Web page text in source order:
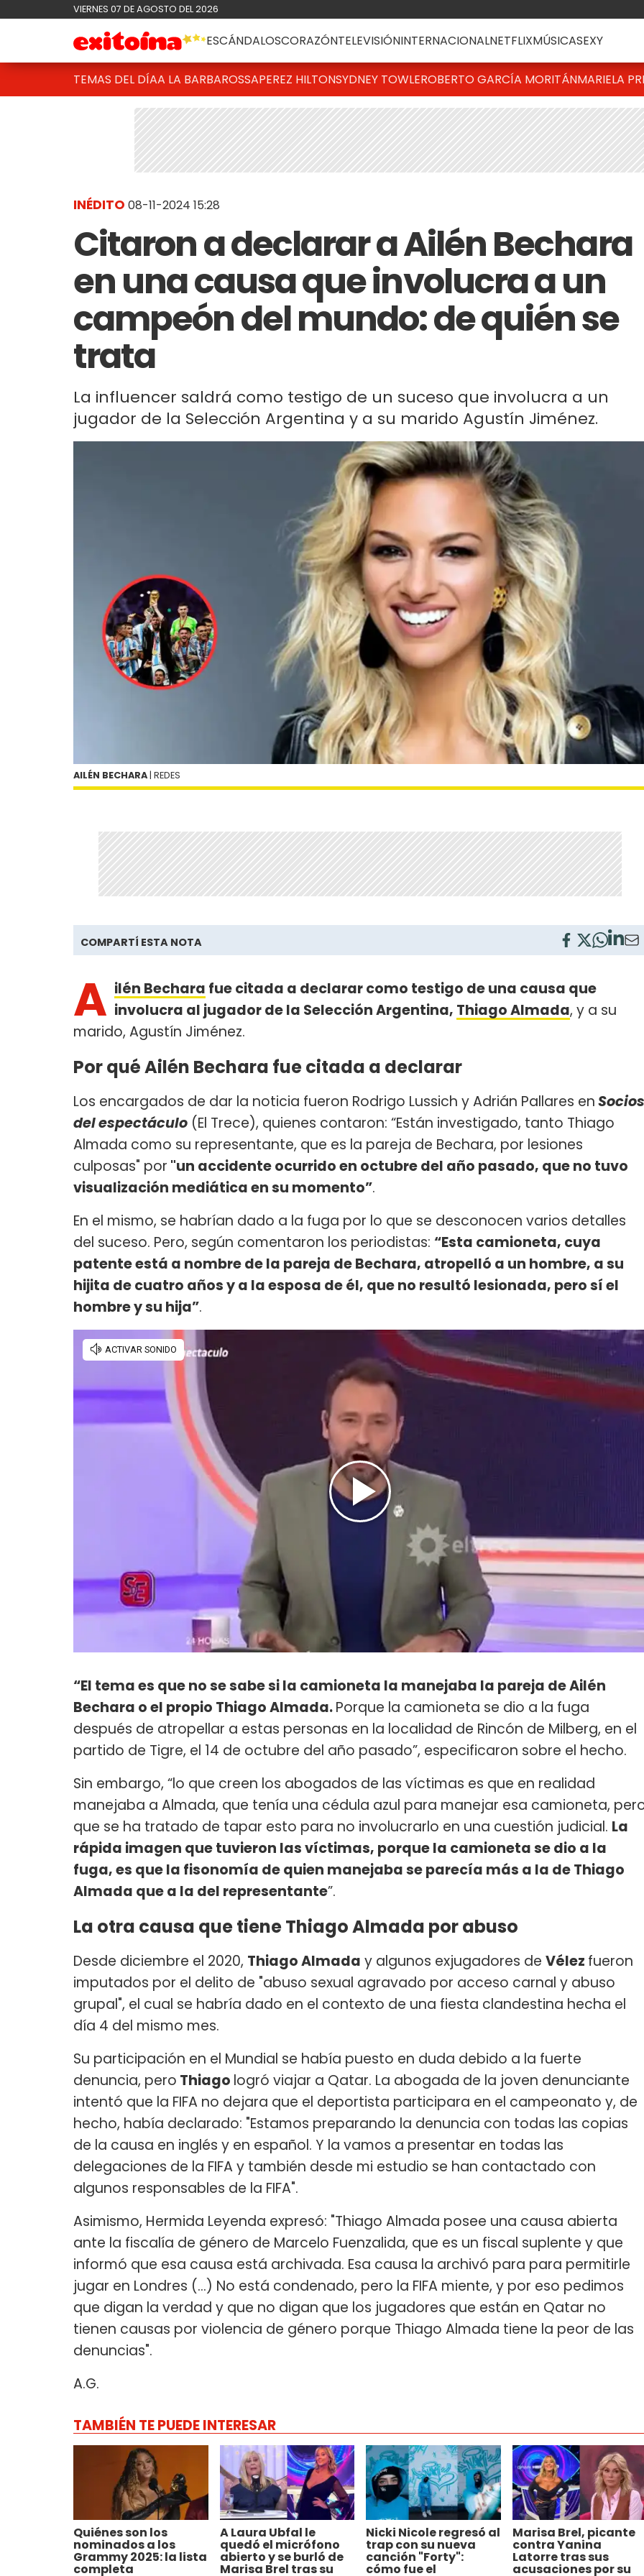
VIERNES 07 DE AGOSTO DEL 2026
ESCÁNDALOSCORAZÓNTELEVISIÓNINTERNACIONALNETFLIXMÚSICASEXY
TEMAS DEL DÍAA LA BARBAROSSAPEREZ HILTONSYDNEY TOWLEROBERTO GARCÍA MORITÁNMARIELA
INÉDITO 08-11-2024 15:28
Citaron a declarar a Ailén Bechara
en una causa que involucra a un
campeón del mundo: de quién se
trata
La influencer saldrá como testigo de un suceso que involucra a un
jugador de la Selección Argentina y a su marido Agustín Jiménez.
AILÉN BECHARA | REDES
COMPARTÍ ESTA NOTA
A ilén Bechara fue citada a declarar como testigo de una causa que
involucra al jugador de la Selección Argentina, Thiago Almada, y a su
marido, Agustín Jiménez.
Por qué Ailén Bechara fue citada a declarar
Los encargados de dar la noticia fueron Rodrigo Lussich y Adrián Pallares enSocios
del espectáculo (El Trece), quienes contaron: “Están investigado, tanto Thiago
Almada como su representante, que es la pareja de Bechara, por lesiones
culposas" por "un accidente ocurrido en octubre del año pasado, que no tuvo
visualización mediática en su momento”.
En el mismo, se habrían dado a la fuga por lo que se desconocen varios detalles
del suceso. Pero, según comentaron los periodistas: “Esta camioneta, cuya
patente está a nombre de la pareja de Bechara, atropelló a un hombre, a su
hijita de cuatro años y a la esposa de él, que no resultó lesionada, pero sí el
hombre y su hija”.
“El tema es que no se sabe si la camioneta la manejaba la pareja de Ailén
Bechara o el propio Thiago Almada.Porque la camioneta se dio a la fuga
después de atropellar a estas personas en la localidad de Rincón de Milberg, en el
partido de Tigre, el 14 de octubre del año pasado”, especificaron sobre el hecho.
Sin embargo, “lo que creen los abogados de las víctimas es que en realidad
manejaba a Almada, que tenía una cédula azul para manejar esa camioneta,
que se ha tratado de tapar esto para no involucrarlo en una cuestión judicial. La
rápida imagen que tuvieron las víctimas, porque la camioneta se dio a la
fuga, es que la fisonomía de quien manejaba se parecía más a la de Thiago
Almada que a la del representante”.
La otra causa que tiene Thiago Almada por abuso
Desde diciembre el 2020, Thiago Almada y algunos exjugadores de Vélez fueron
imputados por el delito de "abuso sexual agravado por acceso carnal y abuso
grupal", el cual se habría dado en el contexto de una fiesta clandestina hecha el
día 4 del mismo mes.
Su participación en el Mundial se había puesto en duda debido a la fuerte
denuncia, pero Thiago logró viajar a Qatar. La abogada de la joven denunciante
intentó que la FIFA no dejara que el deportista participara en el campeonato y, de
hecho, había declarado: "Estamos preparando la denuncia con todas las copias
de la causa en inglés y en español. Y la vamos a presentar en todas las
delegaciones de la FIFA y también desde mi estudio se han contactado con
algunos responsables de la FIFA".
Asimismo, Hermida Leyenda expresó: "Thiago Almada posee una causa abierta
ante la fiscalía de género de Marcelo Fuenzalida, que es un fiscal suplente y que
informó que esa causa está archivada. Esa causa la archivó para para permitirle
jugar en Londres (...) No está condenado, pero la FIFA miente, y por eso pedimos
que digan la verdad y que no digan que los jugadores que están en Qatar no
tienen causas por violencia de género porque Thiago Almada tiene la peor de las
denuncias".
A.G.
TAMBIÉN TE PUEDE INTERESAR
Quiénes son los
nominados a los
Grammy 2025: la lista
completa
A Laura Ubfal le
quedó el micrófono
abierto y se burló de
Marisa Brel tras su
Nicki Nicole regresó al
trap con su nueva
canción "Forty":
cómo fue el
Marisa Brel, picante
contra Yanina
Latorre tras sus
acusaciones por su